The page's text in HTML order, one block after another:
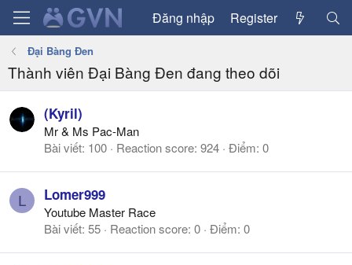
Đăng nhập Register
Đại Bàng Đen
Thành viên Đại Bàng Đen đang theo dõi
(Kyril)
Mr & Ms Pac-Man
Bài viết 100 Reaction score 924 Điểm 0
L Lomer999
Youtube Master Race
Bài viết 55 Reaction score 0 Điểm 0